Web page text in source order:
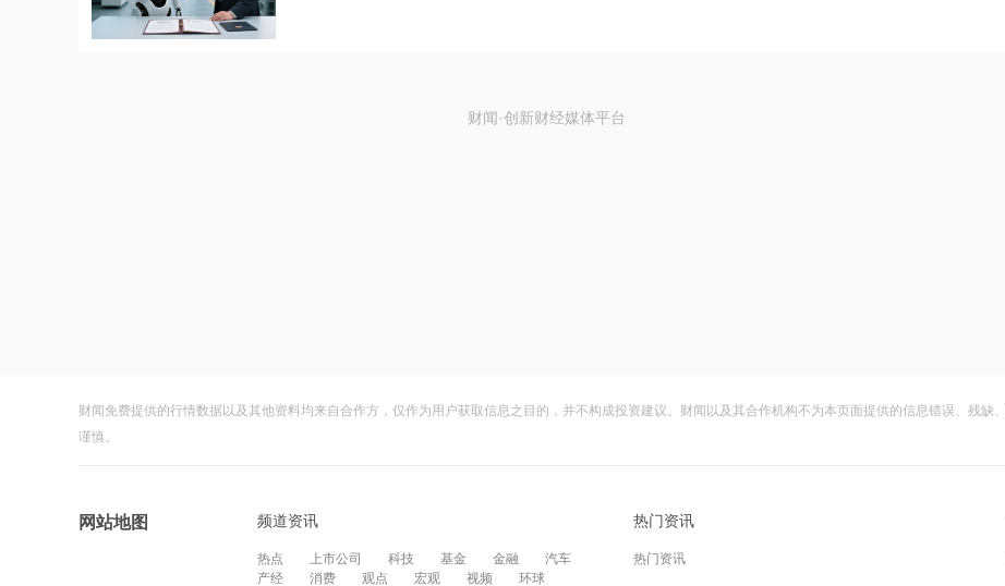
财闻·创新财经媒体平台
财闻免费提供的行情数据以及其他资料均来自合作方，仅作为用户获取信息之目的，并不构成投资建议。财闻以及其合作机构不为本页面提供的信息错误、残
谨慎。
网站地图 频道资讯
热点 上市公司 科技 基金 金融
汽车
产经
消费 观点 宏观 视频 环球
热门资讯
热门资讯